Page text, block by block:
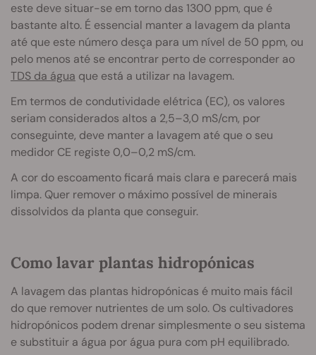
este deve situar-se em torno das 1300 ppm, que é
bastante alto. É essencial manter a lavagem da planta
até que este número desça para um nível de 50 ppm, ou
pelo menos até se encontrar perto de corresponder ao
TDS da água que está a utilizar na lavagem.
Em termos de condutividade elétrica (EC), os valores
seriam considerados altos a 2,5–3,0 mS/cm, por
conseguinte, deve manter a lavagem até que o seu
medidor CE registe 0,0–0,2 mS/cm.
A cor do escoamento ficará mais clara e parecerá mais
limpa. Quer remover o máximo possível de minerais
dissolvidos da planta que conseguir.
Como lavar plantas hidropónicas
A lavagem das plantas hidropónicas é muito mais fácil
do que remover nutrientes de um solo. Os cultivadores
hidropónicos podem drenar simplesmente o seu sistema
e substituir a água por água pura com pH equilibrado.